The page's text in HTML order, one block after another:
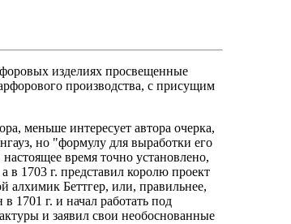
изделиях просвещенные
производства, с присущим
меньше интересует автора очерка,
но "формулу для выработки его
время точно установлено,
1703 г. представил королю проект
алхимик Беттгер, или, правильнее,
1701 г. и начал работать под
и заявил свои необоснованные